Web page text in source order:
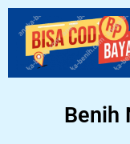
Benih